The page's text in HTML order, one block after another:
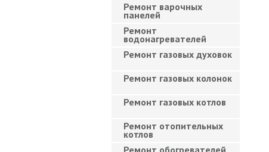
Ремонт варочных
панелей
Ремонт
водонагревателей
Ремонт газовых духовок
Ремонт газовых колонок
Ремонт газовых котлов
Ремонт отопительных
котлов
Ремонт обогревателей